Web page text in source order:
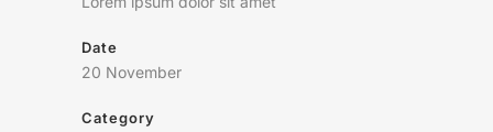
Date
20 November
Category